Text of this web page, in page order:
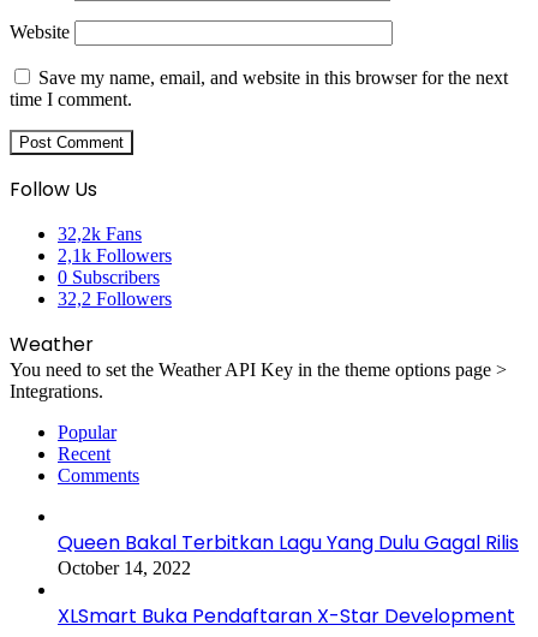
Website
Save my name, email, and website in this browser for the next
time I comment.
Follow Us
32,2k Fans
2,1k Followers
0 Subscribers
32,2 Followers
Weather
You need to set the Weather API Key in the theme options page >
Integrations.
Popular
Recent
Comments
Queen Bakal Terbitkan Lagu Yang Dulu Gagal Rilis
October 14, 2022
XLSmart Buka Pendaftaran X-Star Development